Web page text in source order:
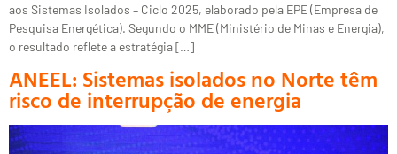
aos Sistemas Isolados – Ciclo 2025, elaborado pela EPE (Empresa de
Pesquisa Energética). Segundo o MME (Ministério de Minas e Energia),
o resultado reflete a estratégia […]
ANEEL: Sistemas isolados no Norte têm
risco de interrupção de energia